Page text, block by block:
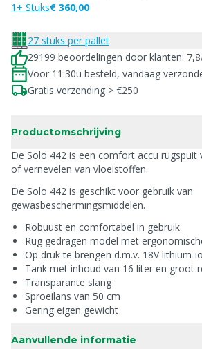
1+ Stuks€ 360,00
27 stuks per pallet
29199 beoordelingen door klanten:
Voor 11:30u besteld, vandaag
Gratis verzending > €250
Productomschrijving
De Solo 442 is een comfort accu rugspuit
of vernevelen van vloeistoffen.
De Solo 442 is geschikt voor gebruik van
gewasbeschermingsmiddelen.
Robuust en comfortabel in gebruik
Rug gedragen model met
Op druk te brengen d.m.v. 18V lithium-
Tank met inhoud van 16 liter en groot
Transparante slang
Sproeilans van 50 cm
Gering eigen gewicht
Aanvullende informatie